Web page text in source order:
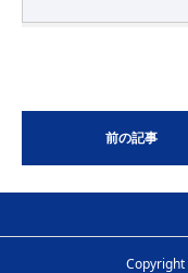
前の記事
Copyright